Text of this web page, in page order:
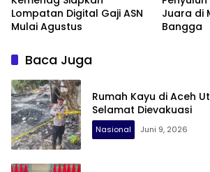
Lompatan Digital Gaji ASN
Mulai Agustus
Juara di
Bangga
Baca Juga
Rumah Kayu di Aceh
Selamat Dievakuasi
Nasional Juni 9, 2026